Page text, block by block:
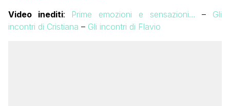
Video inediti: Prime emozioni e sensazioni… – Gli
incontri di Cristiana – Gli incontri di Flavio